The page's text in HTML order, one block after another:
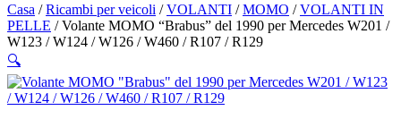
Casa /Ricambi per veicoli /VOLANTI /MOMO /VOLANTI IN
PELLE / Volante MOMO “Brabus” del 1990 per Mercedes W201 /
W123 / W124 / W126 / W460 / R107 / R129
🔍